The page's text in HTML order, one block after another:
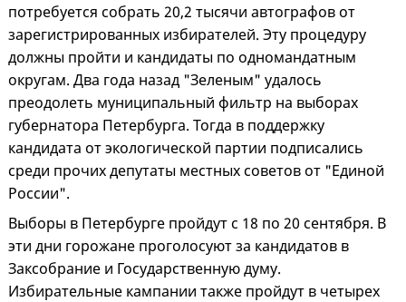
потребуется собрать 20,2 тысячи автографов от
зарегистрированных избирателей. Эту процедуру
должны пройти и кандидаты по одномандатным
округам. Два года назад "Зеленым" удалось
преодолеть муниципальный фильтр на выборах
губернатора Петербурга. Тогда в поддержку
кандидата от экологической партии подписались
среди прочих депутаты местных советов от "Единой
России".
Выборы в Петербурге пройдут с 18 по 20 сентября. В
эти дни горожане проголосуют за кандидатов в
Заксобрание и Государственную думу.
Избирательные кампании также пройдут в четырех